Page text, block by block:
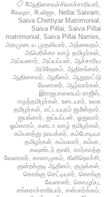
#ஆதிசைவச்சிவாச்சாரியார்,
#கவுரா, #பலிஜா, Nellai Saivam,
Saiva Chettiyar Matrimonial ,
Saiva Pillai, Saiva Pillai
matrimonial , Saiva Pillai Names,
அகமுடைய முதலியார், அத்வைதம்,
அமெரிக்கா வாழ் தமிழர்கள்,
அய்யனார், அய்யப்பன், ஆச்சாரிய
அபிஷேகம், ஆதிசங்கரர்,
ஆதிசைவர், ஆதீனம், ஆறுநாட்டு
வேளாளர், ஆழ்வார்கள்,
இராஜபாளையம் ராஜீஸ்,
ஈழத்தமிழர்கள், உடையார், உலக
தமிழர்கள், எட்டயபுரம் ஜமீன்தார்,
ஐயங்கார், ஐய்யப்பன், ஓதுவார்,
ஓம்காரம், கனடா வாழ் தமிழர்கள்,
கம்பளத்து நாயக்கர், கம்போடியா
தமிழர்கள், கம்மவார், கம்மா,
கவுண்டர் தாலி, கார்காத்த
வேளாளர், காளாமுகம், கிளிநொச்சி,
குன்றக்குடி ஆதீனம், குருக்கள்,
கொங்கு செட்டியார், கொங்கு
வேளாளர், கொழும்பு,
சங்கராச்சாரியார், சன்மார்க்கம்,